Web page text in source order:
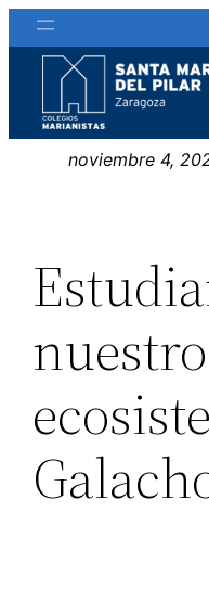
Saltar
al
contenido
noviembre 4,
nuestro